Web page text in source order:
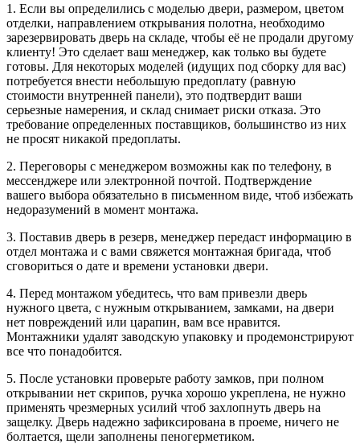
1. Если вы определились с моделью двери, размером, цветом
отделки, направлением открывания полотна, необходимо
зарезервировать дверь на складе, чтобы её не продали другому
клиенту! Это сделает ваш менеджер, как только вы будете
готовы. Для некоторых моделей (идущих под сборку для вас)
потребуется внести небольшую предоплату (равную
стоимости внутренней панели), это подтвердит ваши
серьезные намерения, и склад снимает риски отказа. Это
требование определенных поставщиков, большинство из них
не просят никакой предоплаты.
2. Переговоры с менеджером возможны как по телефону, в
мессенджере или электронной почтой. Подтверждение
вашего выбора обязательно в письменном виде, чтоб избежать
недоразумений в момент монтажа.
3. Поставив дверь в резерв, менеджер передаст информацию в
отдел монтажа и с вами свяжется монтажная бригада, чтоб
сговориться о дате и времени установки двери.
4. Перед монтажом убедитесь, что вам привезли дверь
нужного цвета, с нужным открыванием, замками, на двери
нет повреждений или царапин, вам все нравится.
Монтажники удалят заводскую упаковку и продемонстрируют
все что понадобится.
5. После установки проверьте работу замков, при полном
открывании нет скрипов, ручка хорошо укреплена, не нужно
применять чрезмерных усилий чтоб захлопнуть дверь на
защелку. Дверь надежно зафиксирована в проеме, ничего не
болтается, щели заполнены пеногерметиком.